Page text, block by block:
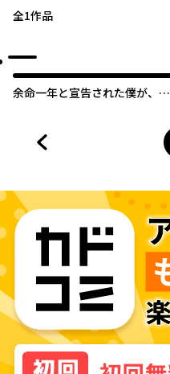
全1作品
余命一年と宣告された僕が、余